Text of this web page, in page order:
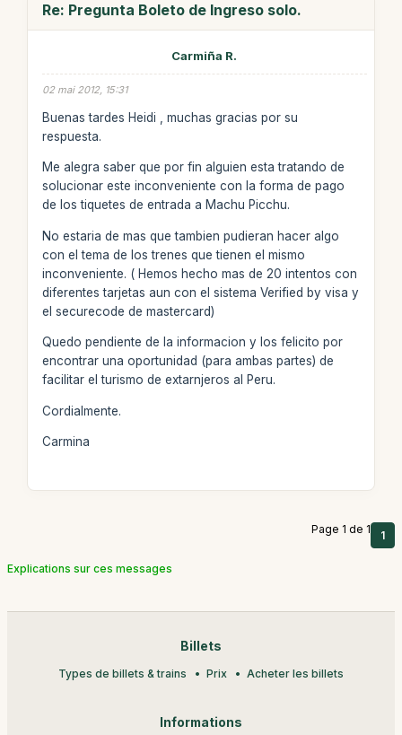
Re: Pregunta Boleto de Ingreso solo.
Carmiña R.
02 mai 2012, 15:31
Buenas tardes Heidi , muchas gracias por su
respuesta.
Me alegra saber que por fin alguien esta tratando de
solucionar este inconveniente con la forma de pago
de los tiquetes de entrada a Machu Picchu.
No estaria de mas que tambien pudieran hacer algo
con el tema de los trenes que tienen el mismo
inconveniente. ( Hemos hecho mas de 20 intentos con
diferentes tarjetas aun con el sistema Verified by visa y
el securecode de mastercard)
Quedo pendiente de la informacion y los felicito por
encontrar una oportunidad (para ambas partes) de
facilitar el turismo de extarnjeros al Peru.
Cordialmente.
Carmina
Page 1 de 1 1
Explications sur ces messages
Billets
Types de billets & trains Prix Acheter les billets
Informations